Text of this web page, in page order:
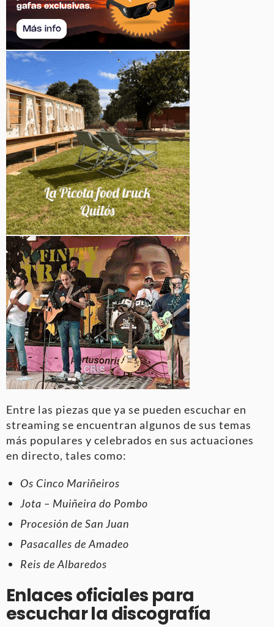
Entre las piezas que ya se pueden escuchar en
streaming se encuentran algunos de sus temas
más populares y celebrados en sus actuaciones
en directo, tales como:
Os Cinco Mariñeiros
Jota – Muiñeira do Pombo
Procesión de San Juan
Pasacalles de Amadeo
Reis de Albaredos
Enlaces oficiales para
escuchar la discografía